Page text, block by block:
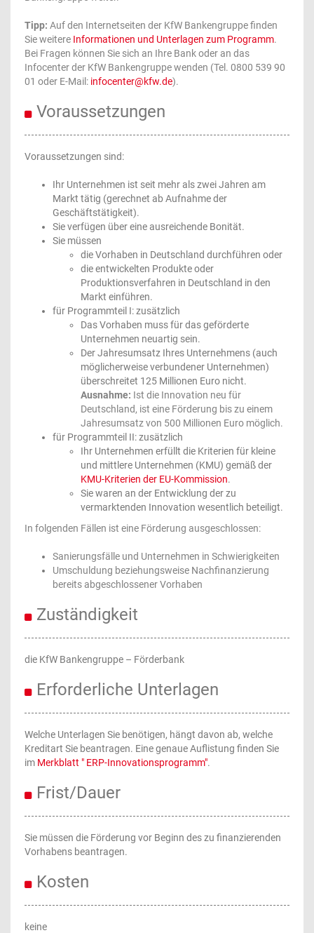
Tipp: Auf den Internetseiten der KfW Bankengruppe finden
Sie weitere Informationen und Unterlagen zum Programm.
Bei Fragen können Sie sich an Ihre Bank oder an das
Infocenter der KfW Bankengruppe wenden (Tel. 0800 539 90
01 oder E-Mail: infocenter@kfw.de).
Voraussetzungen
Voraussetzungen sind:
Ihr Unternehmen ist seit mehr als zwei Jahren am
Markt tätig (gerechnet ab Aufnahme der
Geschäftstätigkeit).
Sie verfügen über eine ausreichende Bonität.
Sie müssen
die Vorhaben in Deutschland durchführen oder
die entwickelten Produkte oder
Produktionsverfahren in Deutschland in den
Markt einführen.
für Programmteil I: zusätzlich
Das Vorhaben muss für das geförderte
Unternehmen neuartig sein.
Der Jahresumsatz Ihres Unternehmens (auch
möglicherweise verbundener Unternehmen)
überschreitet 125 Millionen Euro nicht.
Ausnahme: Ist die Innovation neu für
Deutschland, ist eine Förderung bis zu einem
Jahresumsatz von 500 Millionen Euro möglich.
für Programmteil II: zusätzlich
Ihr Unternehmen erfüllt die Kriterien für kleine
und mittlere Unternehmen (KMU) gemäß der
KMU-Kriterien der EU-Kommission.
Sie waren an der Entwicklung der zu
vermarktenden Innovation wesentlich beteiligt.
In folgenden Fällen ist eine Förderung ausgeschlossen:
Sanierungsfälle und Unternehmen in Schwierigkeiten
Umschuldung beziehungsweise Nachfinanzierung
bereits abgeschlossener Vorhaben
Zuständigkeit
die KfW Bankengruppe – Förderbank
Erforderliche Unterlagen
Welche Unterlagen Sie benötigen, hängt davon ab, welche
Kreditart Sie beantragen. Eine genaue Auflistung finden Sie
im Merkblatt " ERP-Innovationsprogramm".
Frist/Dauer
Sie müssen die Förderung vor Beginn des zu finanzierenden
Vorhabens beantragen.
Kosten
keine